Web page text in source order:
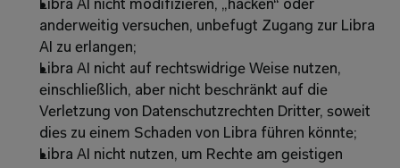
Libra AI nicht modifizieren, „hacken“ oder
anderweitig versuchen, unbefugt Zugang zur Libra
AI zu erlangen;
Libra AI nicht auf rechtswidrige Weise nutzen,
einschließlich, aber nicht beschränkt auf die
Verletzung von Datenschutzrechten Dritter, soweit
dies zu einem Schaden von Libra führen könnte;
Libra AI nicht nutzen, um Rechte am geistigen